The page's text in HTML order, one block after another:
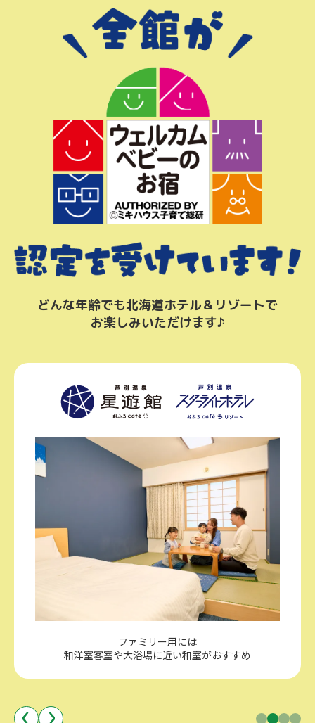
どんな年齢でも北海道ホテル＆リゾートで
お楽しみいただけます♪
和室のご利用と合わせて貸切露天風呂のご利用がおす
すめ